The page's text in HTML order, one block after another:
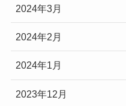
2024年3月
2024年2月
2024年1月
2023年12月